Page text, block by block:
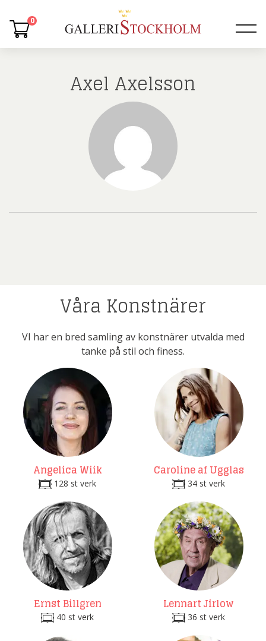
0
Axel Axelsson
Våra Konstnärer
VI har en bred samling av konstnärer utvalda med
tanke på stil och finess.
Angelica Wiik
128 st verk
Caroline af Ugglas
34 st verk
Ernst Billgren
40 st verk
Lennart Jirlow
36 st verk